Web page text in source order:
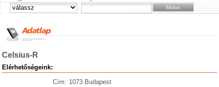
Celsius-R
Elérhetőségeink:
Cím: 1073 Budapest